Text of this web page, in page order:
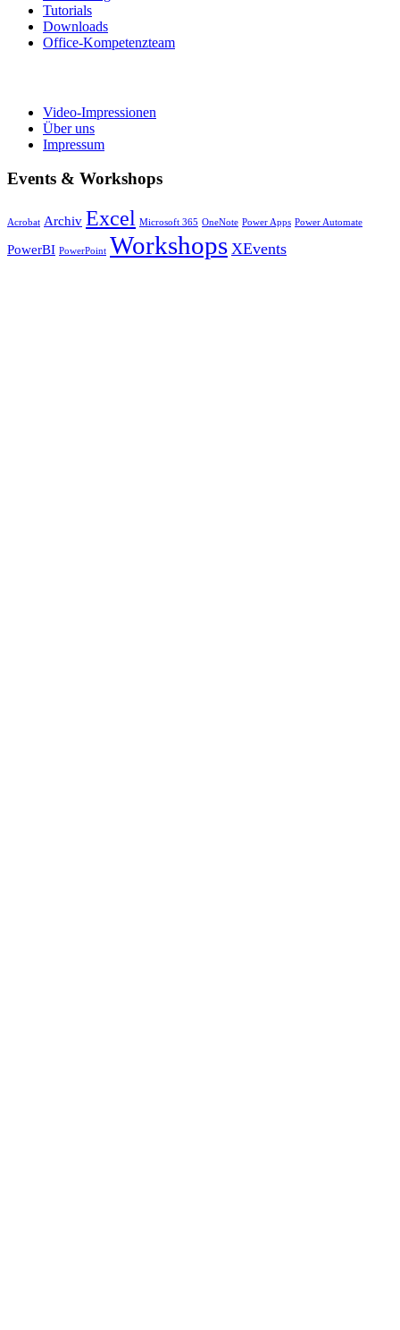
Tutorials
Downloads
Office-Kompetenzteam
Video-Impressionen
Über uns
Impressum
Events & Workshops
Acrobat Archiv Excel Microsoft 365 OneNote Power Apps Power Automate
PowerBI PowerPoint Workshops XEvents